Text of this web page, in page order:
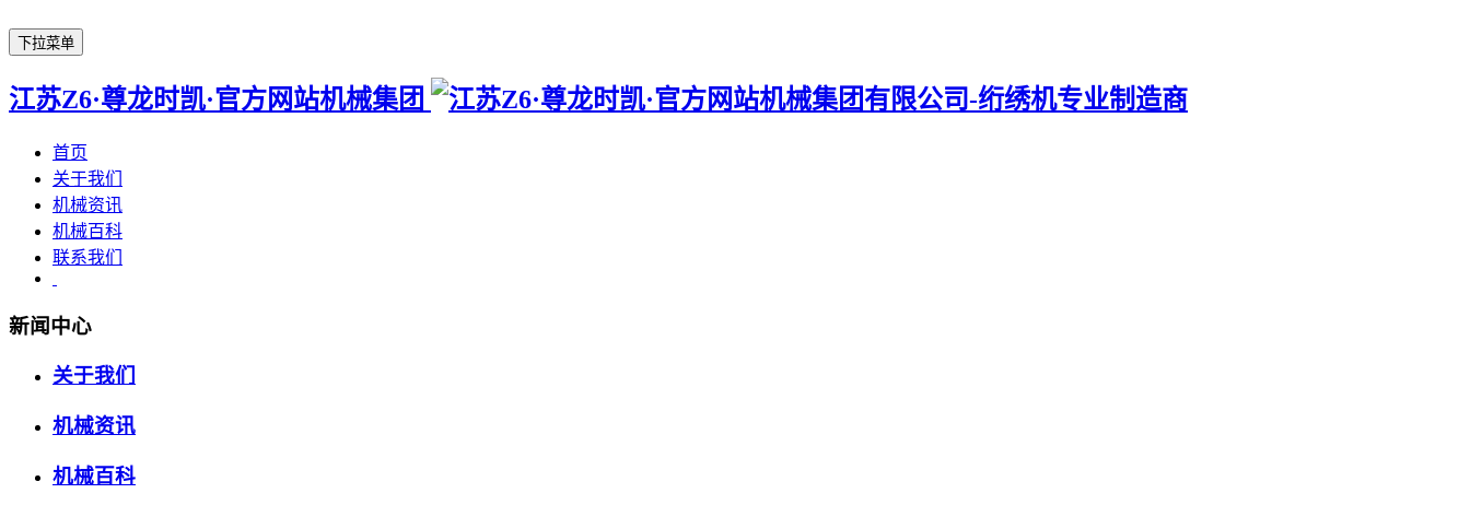
下拉菜单
江苏Z6·尊龙时凯·官方网站机械集团
首页
关于我们
机械资讯
机械百科
联系我们
新闻中心
关于我们
机械资讯
机械百科